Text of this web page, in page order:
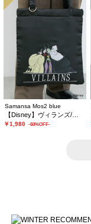
Samansa Mos2 blue
￥1,980 -60%OFF-